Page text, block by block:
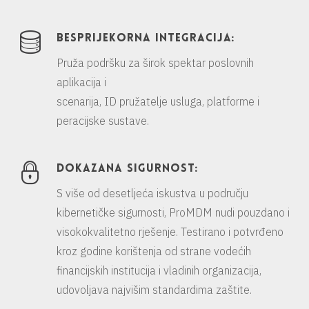
BESPRIJEKORNA INTEGRACIJA:
Pruža podršku za širok spektar poslovnih
aplikacija i
scenarija, ID pružatelje usluga, platforme i
peracijske sustave.
DOKAZANA SIGURNOST:
S više od desetljeća iskustva u području
kibernetičke sigurnosti, ProMDM nudi pouzdano i
visokokvalitetno rješenje. Testirano i potvrđeno
kroz godine korištenja od strane vodećih
financijskih institucija i vladinih organizacija,
udovoljava najvišim standardima zaštite.